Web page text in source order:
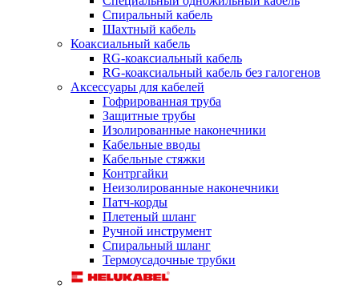
Спиральный кабель
Шахтный кабель
Коаксиальный кабель
RG-коаксиальный кабель
RG-коаксиальный кабель без галогенов
Аксессуары для кабелей
Гофрированная труба
Защитные трубы
Изолированные наконечники
Кабельные вводы
Кабельные стяжки
Контргайки
Неизолированные наконечники
Патч-корды
Плетеный шланг
Ручной инструмент
Спиральный шланг
Термоусадочные трубки